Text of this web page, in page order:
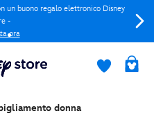
un buono regalo elettronico Disney
-
ora
donna